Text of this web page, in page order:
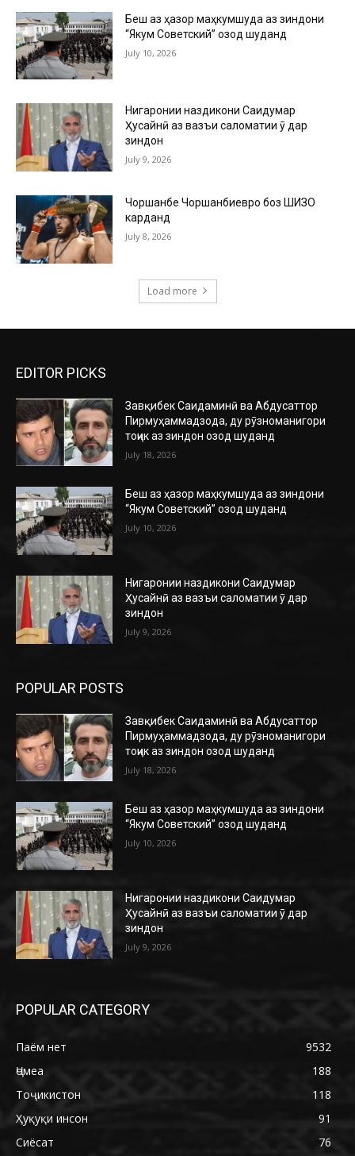
Беш аз ҳазор маҳкумшуда аз зиндони
“Якум Советский” озод шуданд
July 10, 2026
Нигаронии наздикони Саидумар
Ҳусайнӣ аз вазъи саломатии ӯ дар
зиндон
July 9, 2026
Чоршанбе Чоршанбиевро боз ШИЗО
карданд
July 8, 2026
Load more
EDITOR PICKS
Завқибек Саидаминӣ ва Абдусаттор
Пирмуҳаммадзода, ду рӯзноманигори
тоҷик аз зиндон озод шуданд
July 18, 2026
Беш аз ҳазор маҳкумшуда аз зиндони
“Якум Советский” озод шуданд
July 10, 2026
Нигаронии наздикони Саидумар
Ҳусайнӣ аз вазъи саломатии ӯ дар
зиндон
July 9, 2026
POPULAR POSTS
Завқибек Саидаминӣ ва Абдусаттор
Пирмуҳаммадзода, ду рӯзноманигори
тоҷик аз зиндон озод шуданд
July 18, 2026
Беш аз ҳазор маҳкумшуда аз зиндони
“Якум Советский” озод шуданд
July 10, 2026
Нигаронии наздикони Саидумар
Ҳусайнӣ аз вазъи саломатии ӯ дар
зиндон
July 9, 2026
POPULAR CATEGORY
Паём нет
9532
Ҷомеа
188
Тоҷикистон
118
Ҳуқуқи инсон
91
Сиёсат
76